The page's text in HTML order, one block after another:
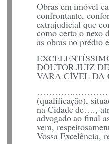
Obras em imóvel
confrontante,
extrajudicial que
como certo o nexo
as obras no prédio
DOUTOR JUIZ
VARA CÍVEL DA
(qualificação),
na Cidade de….,
advogado ao final
vem,
Vossa Excelência,